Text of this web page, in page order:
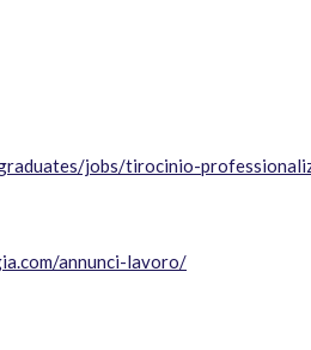
jobs/tirocinio-
annunci-lavoro/